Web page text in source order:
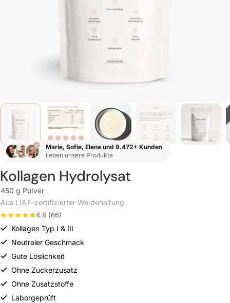
Marie, Sofie, Elena und 9.472+ Kunden
lieben unsere Produkte
Kollagen Hydrolysat
450 g Pulver
Aus LIAF-zertifizierter Weidehaltung
4.8 (66)
Kollagen Typ I & III
Neutraler Geschmack
Gute Löslichkeit
Ohne Zuckerzusatz
Ohne Zusatzstoffe
Laborgeprüft